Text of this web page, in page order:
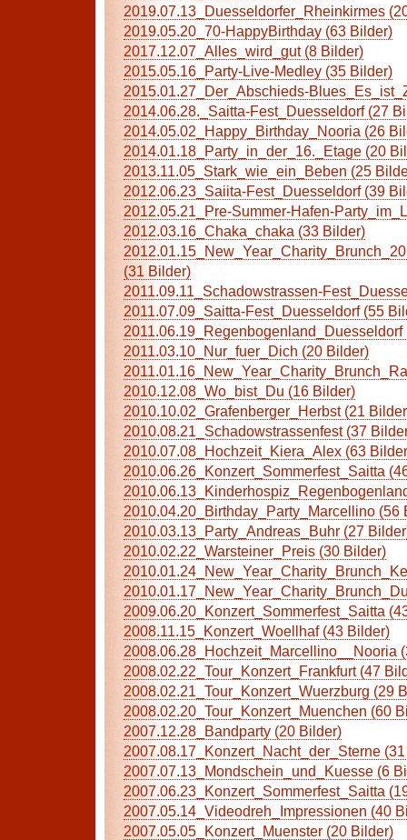
2019.07.13_Duesseldorfer_Rheinkirmes
2019.05.20_70-HappyBirthday (63 Bilder)
2017.12.07_Alles_wird_gut (8 Bilder)
2015.05.16_Party-Live-Medley (35 Bilder)
2015.01.27_Der_Abschieds-
2014.06.28._Saitta-Fest_Duesseldorf (27
2014.05.02_Happy_Birthday_Nooria (26
2014.01.18_Party_in_der_16._Etage (20
2013.11.05_Stark_wie_ein_Beben (25
2012.06.23_Saiita-Fest_Duesseldorf (39
2012.05.21_Pre-Summer-Hafen-
2012.03.16_Chaka_chaka (33 Bilder)
(31 Bilder)
2011.09.11_Schadowstrassen-
2011.07.09_Saitta-Fest_Duesseldorf (55
2011.06.19_Regenbogenland_Duesseldorf
2011.03.10_Nur_fuer_Dich (20 Bilder)
2010.12.08_Wo_bist_Du (16 Bilder)
2010.10.02_Grafenberger_Herbst (21
2010.08.21_Schadowstrassenfest (37
2010.07.08_Hochzeit_Kiera_Alex (63
2010.06.26_Konzert_Sommerfest_Saitta
2010.04.20_Birthday_Party_Marcellino (56
2010.03.13_Party_Andreas_Buhr (27
2010.02.22_Warsteiner_Preis (30 Bilder)
2009.06.20_Konzert_Sommerfest_Saitta
2008.11.15_Konzert_Woellhaf (43 Bilder)
2008.06.28_Hochzeit_Marcellino__Nooria
2008.02.22_Tour_Konzert_Frankfurt (47
2008.02.21_Tour_Konzert_Wuerzburg (29
2008.02.20_Tour_Konzert_Muenchen (60
2007.12.28_Bandparty (20 Bilder)
2007.08.17_Konzert_Nacht_der_Sterne
2007.07.13_Mondschein_und_Kuesse (6
2007.06.23_Konzert_Sommerfest_Saitta
2007.05.14_Videodreh_Impressionen (40
2007.05.05_Konzert_Muenster (20 Bilder)